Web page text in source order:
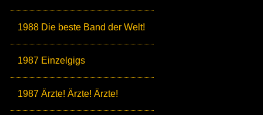
1988 Die beste Band der Welt!
1987 Einzelgigs
1987 Ärzte! Ärzte! Ärzte!